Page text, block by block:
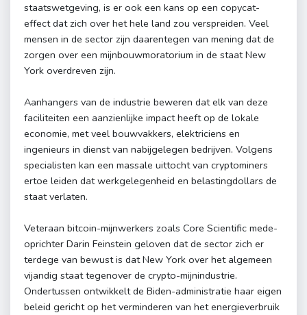
staatswetgeving, is er ook een kans op een copycat-
effect dat zich over het hele land zou verspreiden. Veel
mensen in de sector zijn daarentegen van mening dat de
zorgen over een mijnbouwmoratorium in de staat New
York overdreven zijn.
Aanhangers van de industrie beweren dat elk van deze
faciliteiten een aanzienlijke impact heeft op de lokale
economie, met veel bouwvakkers, elektriciens en
ingenieurs in dienst van nabijgelegen bedrijven. Volgens
specialisten kan een massale uittocht van cryptominers
ertoe leiden dat werkgelegenheid en belastingdollars de
staat verlaten.
Veteraan bitcoin-mijnwerkers zoals Core Scientific mede-
oprichter Darin Feinstein geloven dat de sector zich er
terdege van bewust is dat New York over het algemeen
vijandig staat tegenover de crypto-mijnindustrie.
Ondertussen ontwikkelt de Biden-administratie haar eigen
beleid gericht op het verminderen van het energieverbruik